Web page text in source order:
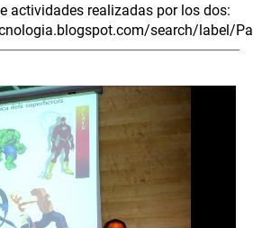
actividades realizadas por los dos:
search/label/